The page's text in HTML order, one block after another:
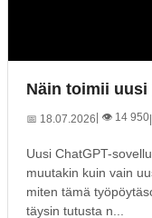
Näin toimii uusi
📅 18.07.2026 | 👁️ 14 950|
Uusi ChatGPT-
muutakin kuin vain
miten tämä
täysin tutusta n...